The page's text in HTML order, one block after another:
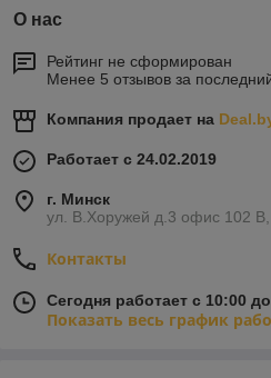
О нас
Рейтинг не сформирован
Менее 5 отзывов за
Компания продает на
Работает с 24.02.2019
г. Минск
ул. В.Хоружей д.3 офис 102
Контакты
Сегодня работает с 10:00
Показать весь график